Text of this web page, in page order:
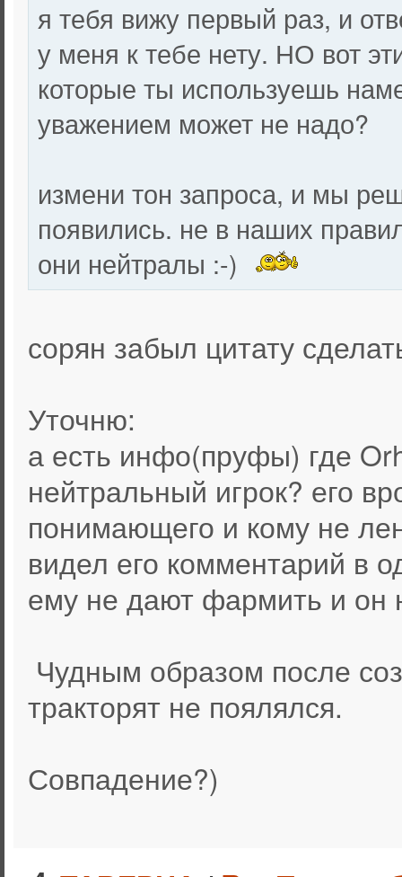
я тебя вижу первый раз, и
у меня к тебе нету. НО вот
которые ты используешь
уважением может не надо?
измени тон запроса, и мы
появились. не в наших
они нейтралы :-)
сорян забыл цитату
Уточню:
а есть инфо(пруфы) где
нейтральный игрок? его
понимающего и кому не
видел его комментарий в
ему не дают фармить и он
Чудным образом после
тракторят не поялялся.
Совпадение?)